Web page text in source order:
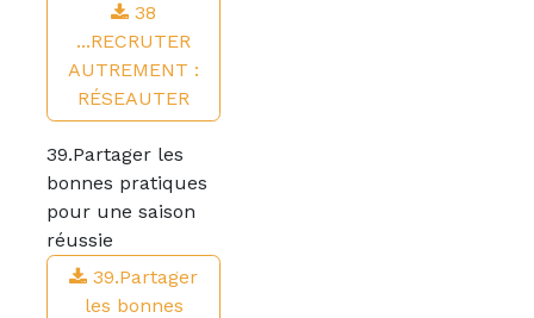
38
...RECRUTER
AUTREMENT :
RÉSEAUTER
39.Partager les
bonnes pratiques
pour une saison
réussie
39.Partager
les bonnes